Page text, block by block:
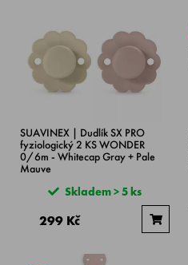
SUAVINEX | Dudlík SX PRO
fyziologický 2 KS WONDER
0/6m - Whitecap Gray + Pale
Mauve
Skladem > 5 ks
299 Kč